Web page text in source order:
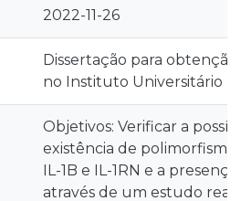
2022-11-26
Dissertação para
no Instituto Universitário
Objetivos: Verificar a
existência de
IL-1B e IL-1RN e a
através de um estudo